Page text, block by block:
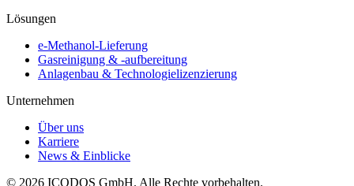
Lösungen
e-Methanol-Lieferung
Gasreinigung & -aufbereitung
Anlagenbau & Technologielizenzierung
Unternehmen
Über uns
Karriere
News & Einblicke
© 2026 ICODOS GmbH. Alle Rechte vorbehalten.